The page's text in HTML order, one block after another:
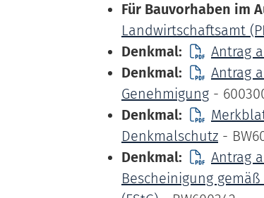
Für Bauvorhaben im
Landwirtschaftsamt
Denkmal:
Antrag
Denkmal:
Antrag
Genehmigung -
Denkmal:
Denkmalschutz -
Denkmal:
Antrag
Bescheinigung